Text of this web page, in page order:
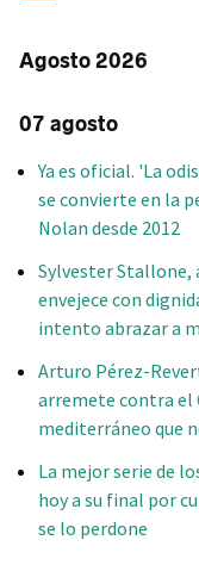
Agosto 2026
07 agosto
Ya es oficial. 'La
se convierte en la
Nolan desde 2012
Sylvester Stallone,
envejece con
intento abrazar a
Arturo Pérez-
arremete contra el
mediterráneo que
La mejor serie de
hoy a su final por
se lo perdone